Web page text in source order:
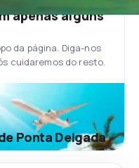
apenas alguns
da página. Diga-nos
cuidaremos do resto.
Ponta Delgada